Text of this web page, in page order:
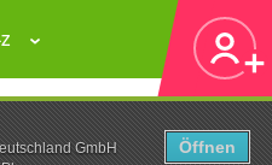
GmbH
Öffnen